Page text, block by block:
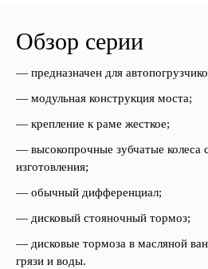
Обзор серии
— предназначен для
— модульная конструкция моста;
— крепление к раме жесткое;
— высокопрочные зубчатые колеса
изготовления;
— обычный дифференциал;
— дисковый стояночный тормоз;
— дисковые тормоза в масляной
грязи и воды.